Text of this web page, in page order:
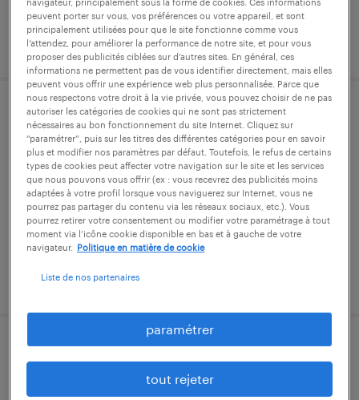
publié le 23 juillet 2026
opérateur régleur cn - index a200 &
citizen (h/f)
marignier, haute-savoie
intérim
28 000 € - 36 000 € par année
publié le 27 mai 2026
marignier, haute-savoie
peuvent porter sur vous, vos préférences ou votre appareil, et sont
principalement utilisées pour que le site fonctionne comme vous
l’attendez, pour améliorer la performance de notre site, et pour vous
proposer des publicités ciblées sur d’autres sites. En général, ces
informations ne permettent pas de vous identifier directement, mais elles
peuvent vous offrir une expérience web plus personnalisée. Parce que
nous respectons votre droit à la vie privée, vous pouvez choisir de ne pas
autoriser les catégories de cookies qui ne sont pas strictement
nécessaires au bon fonctionnement du site Internet. Cliquez sur
“paramétrer”, puis sur les titres des différentes catégories pour en savoir
plus et modifier nos paramètres par défaut. Toutefois, le refus de certains
types de cookies peut affecter votre navigation sur le site et les services
que nous pouvons vous offrir (ex : vous recevrez des publicités moins
adaptées à votre profil lorsque vous naviguerez sur Internet, vous ne
pourrez pas partager du contenu via les réseaux sociaux, etc.). Vous
pourrez retirer votre consentement ou modifier votre paramétrage à tout
moment via l’icône cookie disponible en bas et à gauche de votre
navigateur.
Politique en matière de cookie
Liste de nos partenaires
paramétrer
tout rejeter